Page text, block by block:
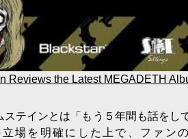
Reviews the Latest MEGADETH
ステインとは「もう５年間も話を
場を明確にした上で、ファン